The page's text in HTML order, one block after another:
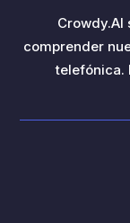
Crowdy.AI
comprender
telefónica.